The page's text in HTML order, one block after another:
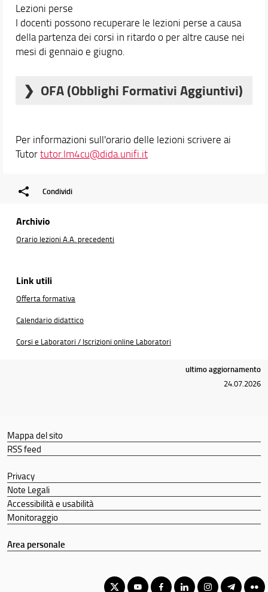
Lezioni perse
I docenti possono recuperare le lezioni perse a causa
della partenza dei corsi in ritardo o per altre cause nei
mesi di gennaio e giugno.
OFA (Obblighi Formativi Aggiuntivi)
Il mancato assolvimento degli obblighi formativi
aggiuntivi comporterà l'impedimento per lo studente
Per informazioni sull'orario delle lezioni scrivere ai
Tutortutor.lm4cu@dida.unifi.it
Condividi
Archivio
Orario lezioni A.A. precedenti
Link utili
Offerta formativa
Calendario didattico
Corsi e Laboratori / Iscrizioni online Laboratori
ultimo aggiornamento
24.07.2026
Mappa del sito
RSS feed
Privacy
Note Legali
Accessibilità e usabilità
Monitoraggio
Area personale